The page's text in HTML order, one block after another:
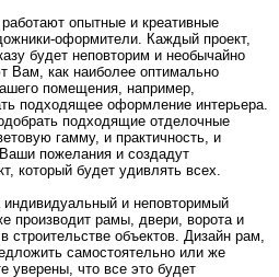
опытные и креативные
оформители. Каждый проект,
будет неповторим и необычайно
Вам, как наиболее оптимально
помещения, например,
подходящее оформление интерьера.
подходящие отделочные
гамму, и практичность, и
пожелания и создадут
который будет удивлять всех.
индивидуальный и неповторимый
производит рамы, двери, ворота и
строительстве объектов. Дизайн рам,
самостоятельно или же
уверены, что все это будет